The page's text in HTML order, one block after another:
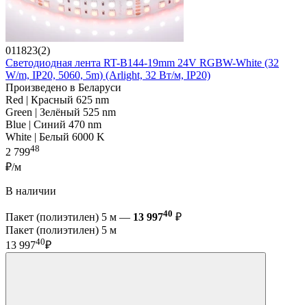
011823(2)
Светодиодная лента RT-B144-19mm 24V RGBW-White (32
W/m, IP20, 5060, 5m) (Arlight, 32 Вт/м, IP20)
Произведено в Беларуси
Red | Красный 625 nm
Green | Зелёный 525 nm
Blue | Синий 470 nm
White | Белый 6000 K
2 79948
₽/м
В наличии
Пакет (полиэтилен) 5 м — 13 99740 ₽
Пакет (полиэтилен) 5 м
13 99740₽